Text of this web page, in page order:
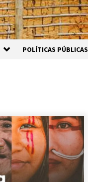
POLÍTICAS PÚBLICAS